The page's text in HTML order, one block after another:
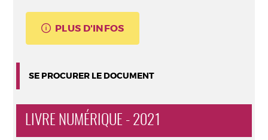
PLUS D'INFOS
SE PROCURER LE DOCUMENT
LIVRE NUMÉRIQUE - 2021